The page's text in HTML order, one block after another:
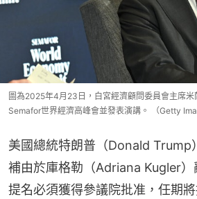
圖為2025年4月23日，白宮經濟顧問委員會主席
Semafor世界經濟高峰會並發表演講。 （Getty
美國總統特朗普（Donald Trump
補由於庫格勒（Adriana Kugler）
提名必須獲得參議院批准，任期